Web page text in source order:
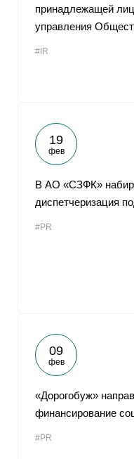
принадлежащей
управления
#IR
19
фев
В АО «СЗФК»
диспетчеризация
#PR
09
фев
«Дорогобуж»
финансирование
#PR